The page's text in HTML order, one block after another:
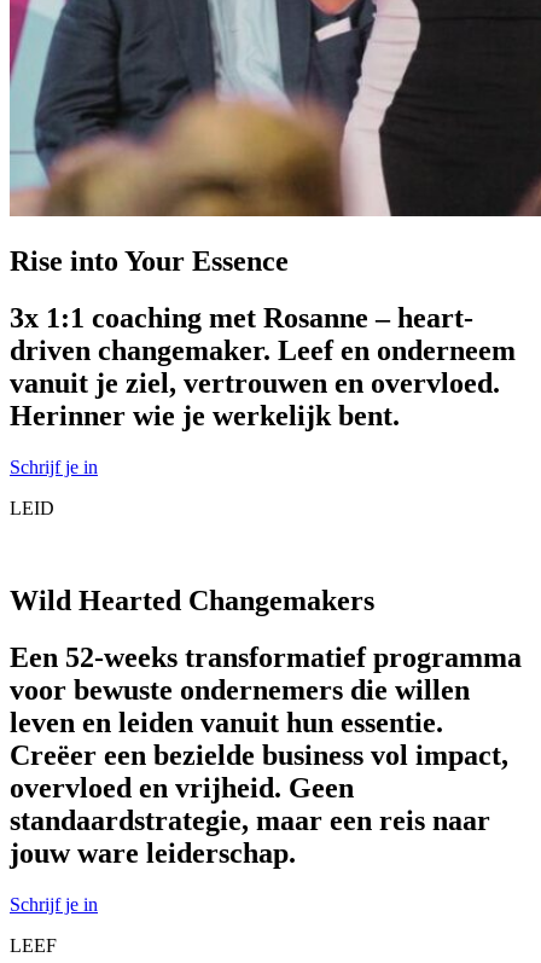
Rise into Your Essence
3x 1:1 coaching met Rosanne – heart-
driven changemaker. Leef en onderneem
vanuit je ziel, vertrouwen en overvloed.
Herinner wie je werkelijk bent.
Schrijf je in
LEID
Wild Hearted Changemakers
Een 52-weeks transformatief programma
voor bewuste ondernemers die willen
leven en leiden vanuit hun essentie.
Creëer een bezielde business vol impact,
overvloed en vrijheid. Geen
standaardstrategie, maar een reis naar
jouw ware leiderschap.
Schrijf je in
LEEF